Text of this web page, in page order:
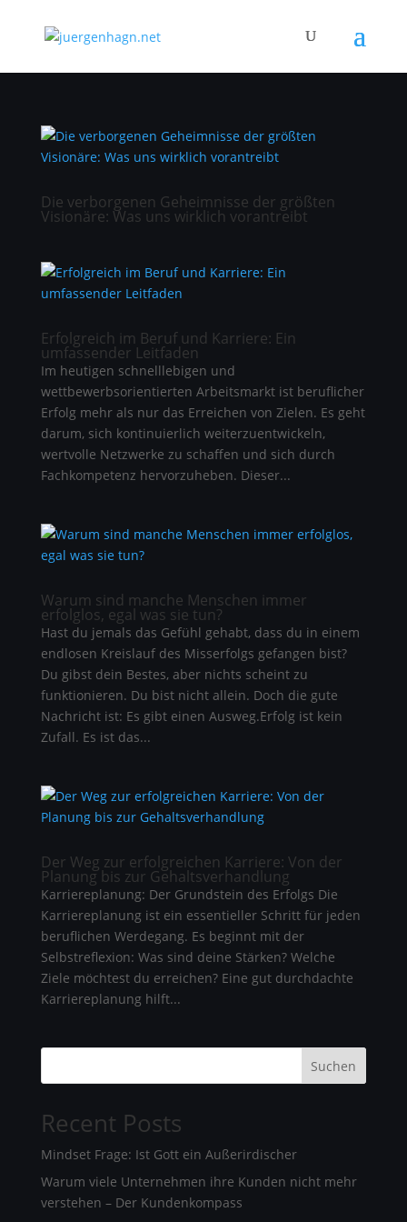
Die verborgenen Geheimnisse der größten
Visionäre: Was uns wirklich vorantreibt
Erfolgreich im Beruf und Karriere: Ein
umfassender Leitfaden
Im heutigen schnelllebigen und
wettbewerbsorientierten Arbeitsmarkt ist beruflicher
Erfolg mehr als nur das Erreichen von Zielen. Es geht
darum, sich kontinuierlich weiterzuentwickeln,
wertvolle Netzwerke zu schaffen und sich durch
Fachkompetenz hervorzuheben. Dieser...
Warum sind manche Menschen immer
erfolglos, egal was sie tun?
Hast du jemals das Gefühl gehabt, dass du in einem
endlosen Kreislauf des Misserfolgs gefangen bist?
Du gibst dein Bestes, aber nichts scheint zu
funktionieren. Du bist nicht allein. Doch die gute
Nachricht ist: Es gibt einen Ausweg.Erfolg ist kein
Zufall. Es ist das...
Der Weg zur erfolgreichen Karriere: Von der
Planung bis zur Gehaltsverhandlung
Karriereplanung: Der Grundstein des Erfolgs Die
Karriereplanung ist ein essentieller Schritt für jeden
beruflichen Werdegang. Es beginnt mit der
Selbstreflexion: Was sind deine Stärken? Welche
Ziele möchtest du erreichen? Eine gut durchdachte
Karriereplanung hilft...
Suchen
Recent Posts
Mindset Frage: Ist Gott ein Außerirdischer
Warum viele Unternehmen ihre Kunden nicht mehr
verstehen – Der Kundenkompass